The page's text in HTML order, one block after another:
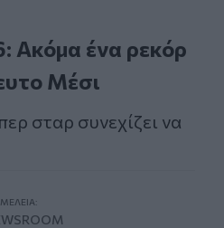
Ακόμα ένα ρεκόρ
Μέσι
σταρ συνεχίζει να